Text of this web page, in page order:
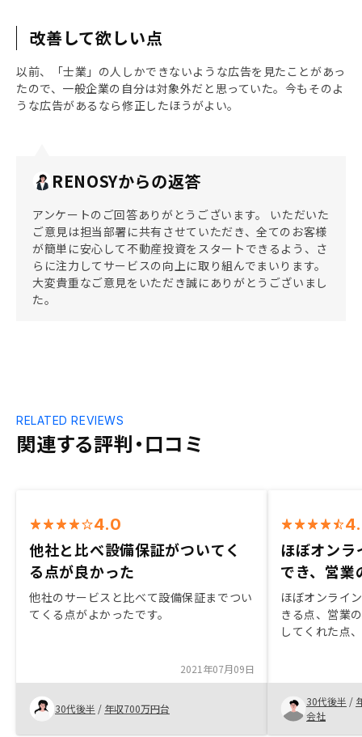
改善して欲しい点
以前、「士業」の人しかできないような広告を見たことがあっ
たので、一般企業の自分は対象外だと思っていた。今もそのよ
うな広告があるなら修正したほうがよい。
RENOSYからの返答
アンケートのご回答ありがとうございます。 いただいた
ご意見は担当部署に共有させていただき、全てのお客様
が簡単に安心して不動産投資をスタートできるよう、さ
らに注力してサービスの向上に取り組んでまいります。
大変貴重なご意見をいただき誠にありがとうございまし
た。
関連する評判・口コミ
RELATED REVIEWS
4.0
他社と比べ設備保証がついてく
る点が良かった
他社のサービスと比べて設備保証までつい
てくる点がよかったです。
2021年07月09日
30代後半 / 年収700万円台
ほぼオンラ
でき、営業
ほぼオンライ
きる点、営業
してくれた点
30代後半 /
会社